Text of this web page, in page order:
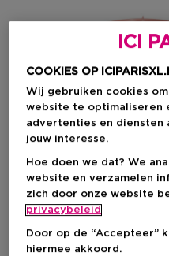
Kies je formaat
200 ML
ICI
COOKIES OP
Wij gebruiken cookies
website te optimaliseren
advertenties en diensten
jouw interesse.
Hoe doen we dat? We
website en verzamelen
zich door onze website
privacybeleid
Door op de “Accepteer”
hiermee akkoord.